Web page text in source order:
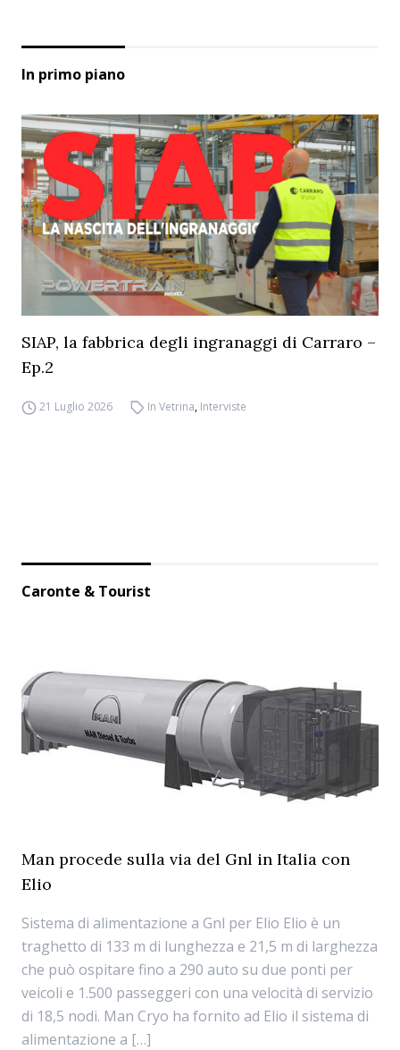
In primo piano
SIAP, la fabbrica degli ingranaggi di Carraro –
Ep.2
21 Luglio 2026 In Vetrina, Interviste
Caronte & Tourist
Man procede sulla via del Gnl in Italia con
Elio
Sistema di alimentazione a Gnl per Elio Elio è un
traghetto di 133 m di lunghezza e 21,5 m di larghezza
che può ospitare fino a 290 auto su due ponti per
veicoli e 1.500 passeggeri con una velocità di servizio
di 18,5 nodi. Man Cryo ha fornito ad Elio il sistema di
alimentazione a […]